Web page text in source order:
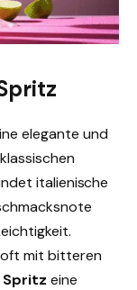
elegante und
italienische
mit bitteren
Spritz eine